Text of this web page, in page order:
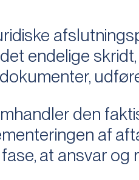
endelige
den
af
at ansvar